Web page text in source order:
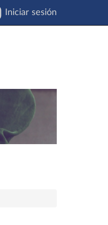
Iniciar sesión